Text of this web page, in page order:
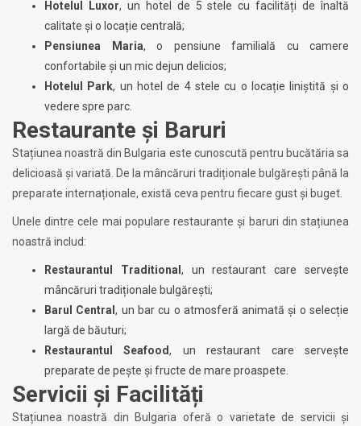
Hotelul Luxor, un hotel de 5 stele cu facilități de înaltă
calitate și o locație centrală;
Pensiunea Maria, o pensiune familială cu camere
confortabile și un mic dejun delicios;
Hotelul Park, un hotel de 4 stele cu o locație liniștită și o
vedere spre parc.
Restaurante și Baruri
Stațiunea noastră din Bulgaria este cunoscută pentru bucătăria sa
delicioasă și variată. De la mâncăruri tradiționale bulgărești până la
preparate internaționale, există ceva pentru fiecare gust și buget.
Unele dintre cele mai populare restaurante și baruri din stațiunea
noastră includ:
Restaurantul Traditional , un restaurant care servește
mâncăruri tradiționale bulgărești;
Barul Central, un bar cu o atmosferă animată și o selecție
largă de băuturi;
Restaurantul Seafood, un restaurant care servește
preparate de pește și fructe de mare proaspete.
Servicii și Facilități
Stațiunea noastră din Bulgaria oferă o varietate de servicii și